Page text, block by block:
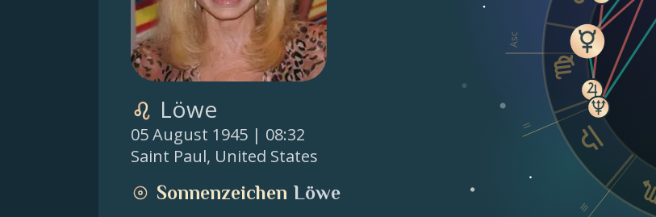
Löwe
05 August 1945 | 08:32
Saint Paul, United States
Sonnenzeichen Löwe
Asc
II
III